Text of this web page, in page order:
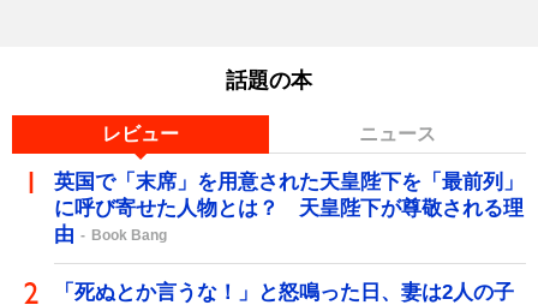
話題の本
レビュー ニュース
英国で「末席」を用意された天皇陛下を「最前列」
に呼び寄せた人物とは？ 天皇陛下が尊敬される理
由
Book Bang
「死ぬとか言うな！」と怒鳴った日、妻は2人の子